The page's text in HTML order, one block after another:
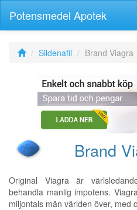
Potensmedel Apotek
Sildenafil Brand Viagra
Brand
Original Viagra är
behandla manlig impotens.
miljontals män världen över, med